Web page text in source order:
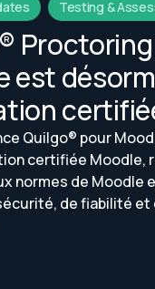
Testing &
est
Quilgo® pour
certifiée Moodle,
normes de Moodle
de fiabilité et